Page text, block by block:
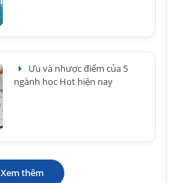
Ưu và nhược điểm của 5
ngành học Hot hiện nay
Xem thêm